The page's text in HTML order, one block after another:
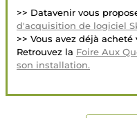
>> Datavenir vous
d'acquisition de logiciel
>> Vous avez déjà
Retrouvez la Foire Aux
son installation.